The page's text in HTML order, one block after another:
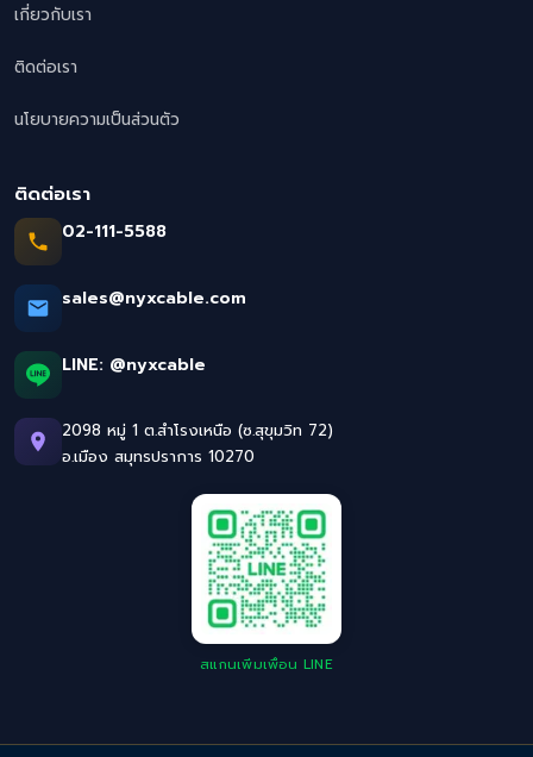
เกี่ยวกับเรา
ติดต่อเรา
นโยบายความเป็นส่วนตัว
ติดต่อเรา
02-111-5588
sales@nyxcable.com
LINE: @nyxcable
2098 หมู่ 1 ต.สำโรงเหนือ (ซ.สุขุมวิท 72)
อ.เมือง สมุทรปราการ 10270
สแกนเพิ่มเพื่อน LINE